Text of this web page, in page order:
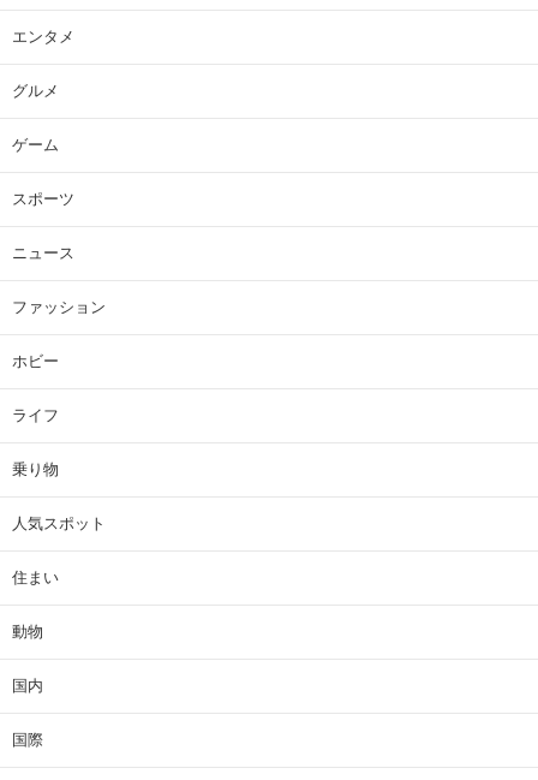
エンタメ
グルメ
ゲーム
スポーツ
ニュース
ファッション
ホビー
ライフ
乗り物
人気スポット
住まい
動物
国内
国際